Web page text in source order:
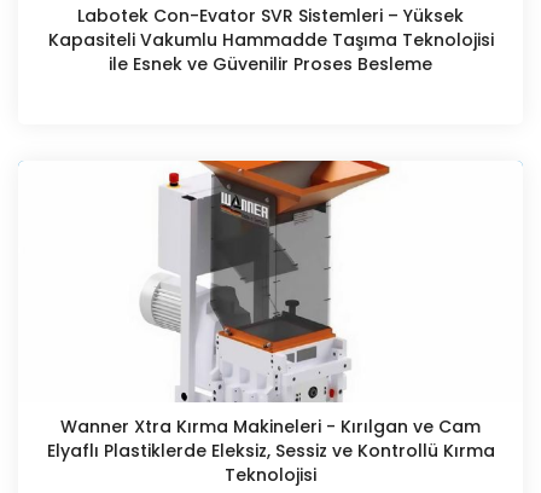
Labotek Con-Evator SVR Sistemleri – Yüksek
Kapasiteli Vakumlu Hammadde Taşıma Teknolojisi
ile Esnek ve Güvenilir Proses Besleme
Wanner Xtra Kırma Makineleri - Kırılgan ve Cam
Elyaflı Plastiklerde Eleksiz, Sessiz ve Kontrollü Kırma
Teknolojisi